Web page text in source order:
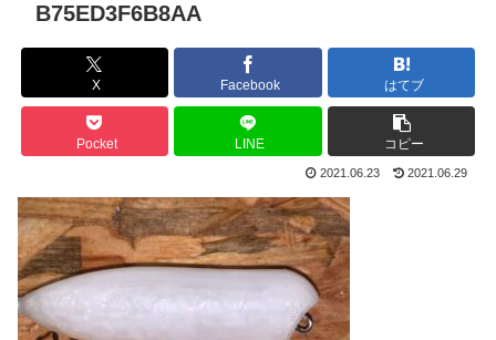
B75ED3F6B8AA
X Facebook はてブ
Pocket LINE コピー
2021.06.23 2021.06.29